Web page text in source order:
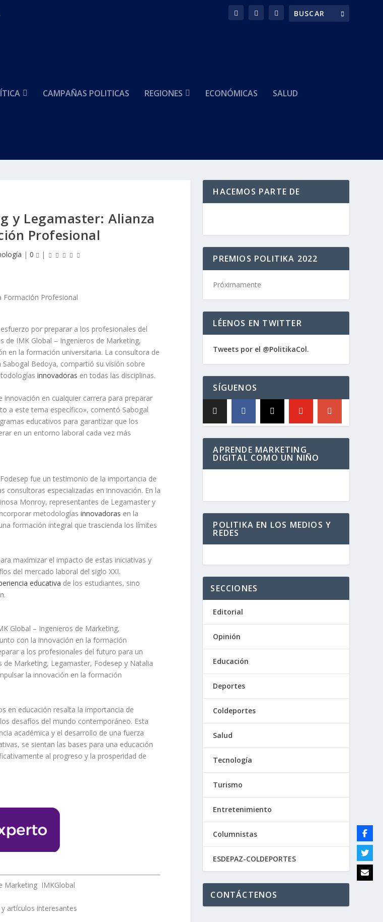
CAMPAÑAS POLITICAS REGIONES ECONÓMICAS SALUD
y Legamaster: Alianza
Profesional
|0 |
por preparar a los profesionales del
IMK Global – Ingenieros de Marketing,
en la formación universitaria. La consultora de
Bedoya, compartió su visión sobre
innovadoras en todas las disciplinas.
en cualquier carrera para preparar
a este tema específico», comentó Sabogal
educativos para garantizar que los
en un entorno laboral cada vez más
fue un testimonio de la importancia de
consultoras especializadas en innovación. En la
Monroy, representantes de Legamaster y
metodologíasinnovadoras en la
formación integral que trascienda los límites
maximizar el impacto de estas iniciativas y
del mercado laboral del siglo XXI.
educativa de los estudiantes, sino
Global – Ingenieros de Marketing,
con la innovación en la formación
a los profesionales del futuro para un
Marketing, Legamaster, Fodesep y Natalia
la innovación en la formación
en educación resalta la importancia de
desafíos del mundo contemporáneo. Esta
académica y el desarrollo de una fuerza
se sientan las bases para una educación
al progreso y la prosperidad de
Marketing IMKGlobal
artículos interesantes
HACEMOS PARTE DE
PREMIOS POLITIKA 2022
Próximamente
LÉENOS EN TWITTER
Tweets por el @PolitikaCol.
SÍGUENOS
APRENDE MARKETING
DIGITAL COMO UN NIÑO
POLITIKA EN LOS MEDIOS Y
REDES
SECCIONES
Editorial
Opinión
Educación
Deportes
Coldeportes
Salud
Tecnología
Turismo
Entretenimiento
Columnistas
ESDEPAZ-COLDEPORTES
CONTÁCTENOS